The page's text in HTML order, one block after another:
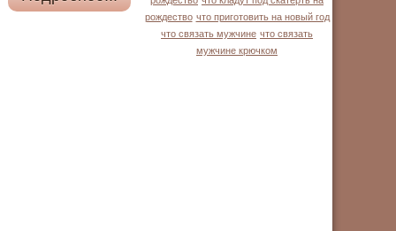
рождество что приготовить на новый год
что связать мужчине что связать
мужчине крючком